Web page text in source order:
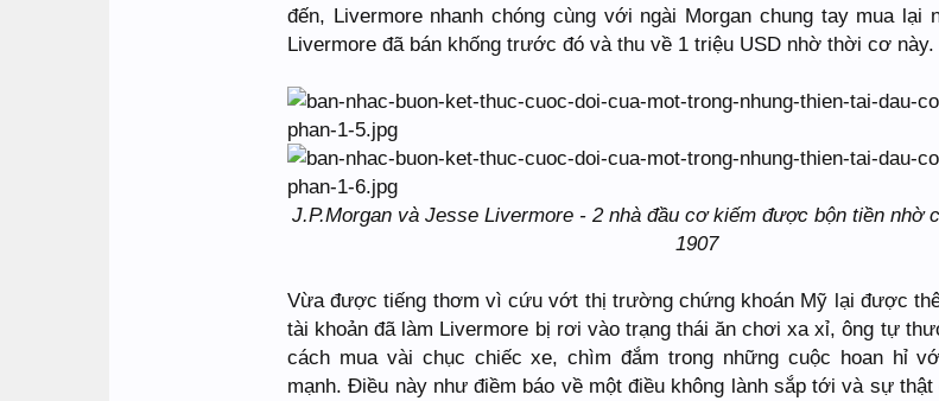
đến, Livermore nhanh chóng cùng với ngài Morgan chung tay mua lại
Livermore đã bán khống trước đó và thu về 1 triệu USD nhờ thời cơ này.
J.P.Morgan và Jesse Livermore - 2 nhà đầu cơ kiếm được bộn tiền nhờ
1907
Vừa được tiếng thơm vì cứu vớt thị trường chứng khoán Mỹ lại được
tài khoản đã làm Livermore bị rơi vào trạng thái ăn chơi xa xỉ, ông tự
cách mua vài chục chiếc xe, chìm đắm trong những cuộc hoan hỉ
mạnh. Điều này như điềm báo về một điều không lành sắp tới và sự